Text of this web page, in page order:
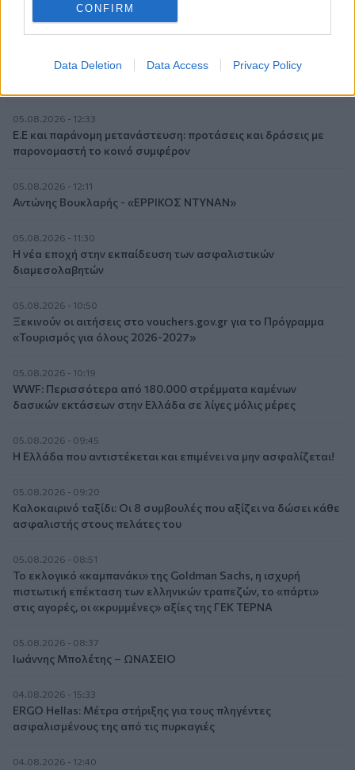
CONFIRM
Data Deletion Data Access Privacy Policy
05.08.2026 - 13:37
μπορεί να έχουμε θεραπεία που αναστέλλει την εξέλιξη του
05.08.2026 - 12:33
Ε.Ε και παράνομη μετανάστευση: προτάσεις και δράσεις με
παρονομαστή το κοινό συμφέρον
05.08.2026 - 12:11
Αντώνης Βουκλαρής - «ΕΡΡΙΚΟΣ ΝΤΥΝΑΝ»
05.08.2026 - 11:30
Η νέα εποχή στην εκπαίδευση των ασφαλιστικών
διαμεσολαβητών
05.08.2026 - 10:50
Ξεκινούν οι αιτήσεις στο vouchers.gov.gr για το Πρόγραμμα
«Τουρισμός για όλους 2026-2027»
05.08.2026 - 10:19
WWF: Περισσότερα από 180.000 στρέμματα καμένων
δασικών εκτάσεων στην Ελλάδα σε λίγες μόλις μέρες
05.08.2026 - 09:45
Η Ελλάδα που αντιστέκεται και επιμένει να μην ασφαλίζεται!
05.08.2026 - 09:20
Καλοκαιρινό ταξίδι: Οι 8 συμβουλές που αξίζει να δώσει κάθε
ασφαλιστής στους πελάτες του
05.08.2026 - 08:51
Το εκλογικό «καμπανάκι» της Goldman Sachs, η ισχυρή
πιστωτική επέκταση των ελληνικών τραπεζών, το «πάρτι»
στις αγορές, οι «κρυμμένες» αξίες της ΓΕΚ ΤΕΡΝΑ
05.08.2026 - 08:37
Ιωάννης Μπολέτης – ΩΝΑΣΕΙΟ
04.08.2026 - 15:33
ERGO Hellas: Μέτρα στήριξης για τους πληγέντες
ασφαλισμένους της από τις πυρκαγιές
04.08.2026 - 12:40